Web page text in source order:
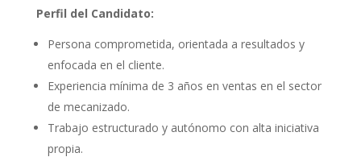
Perfil del Candidato:
Persona comprometida, orientada a resultados y
enfocada en el cliente.
Experiencia mínima de 3 años en ventas en el sector
de mecanizado.
Trabajo estructurado y autónomo con alta iniciativa
propia.